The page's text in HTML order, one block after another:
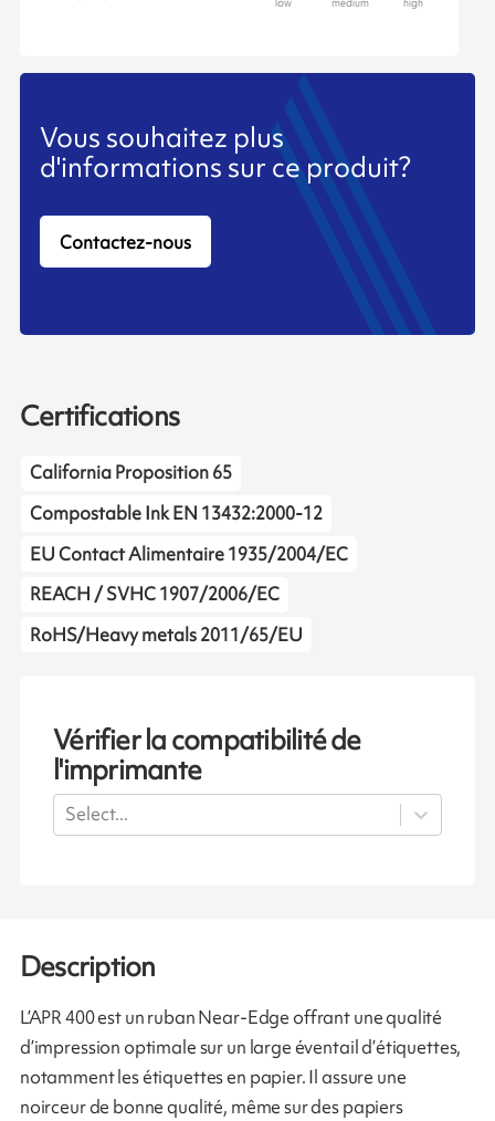
Vous souhaitez plus
d'informations sur ce produit?
Contactez-nous
Certifications
California Proposition 65
Compostable Ink EN 13432:2000-12
EU Contact Alimentaire 1935/2004/EC
REACH / SVHC 1907/2006/EC
RoHS/Heavy metals 2011/65/EU
Vérifier la compatibilité de
l'imprimante
Select...
Description
L’APR 400 est un ruban Near-Edge offrant une qualité
d’impression optimale sur un large éventail d’étiquettes,
notamment les étiquettes en papier. Il assure une
noirceur de bonne qualité, même sur des papiers